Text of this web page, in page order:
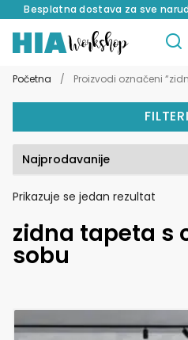
Besplatna dostava za sve
na
do
Početna / Proizvodi označeni
Prikazuje se jedan rezultat
zidna tapeta s
sobu
Ovaj
FILTERI